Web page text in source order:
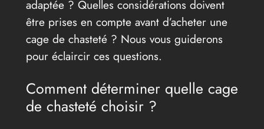
adaptée ? Quelles considérations doivent
être prises en compte avant d’acheter une
cage de chasteté ? Nous vous guiderons
pour éclaircir ces questions.
Comment déterminer quelle cage
de chasteté choisir ?